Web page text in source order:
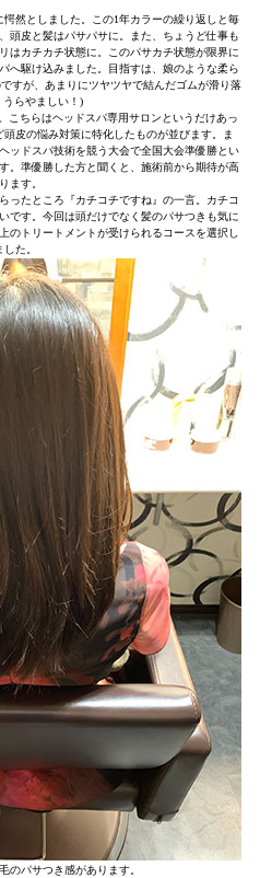
然としました。この1年カラーの繰り返しと毎
頭皮と髪はパサパサに。また、ちょうど仕事も
はカチカチ状態に。このパサカチ状態が限界に
へ駆け込みました。目指すは、娘のような柔ら
すが、あまりにツヤツヤで結んだゴムが滑り落
うらやましい！)
こちらはヘッドスパ専用サロンというだけあっ
皮の悩み対策に特化したものが並びます。ま
ッドスパ技術を競う大会で全国大会準優勝とい
。準優勝した方と聞くと、施術前から期待が高
ます。
ったところ『カチコチですね』の一言。カチコ
です。今回は頭だけでなく髪のパサつきも気に
のトリートメントが受けられるコースを選択し
した。
のパサつき感があります。